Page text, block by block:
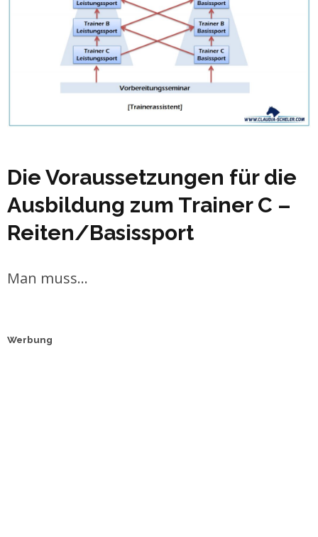
Die Voraussetzungen für die
Ausbildung zum Trainer C –
Reiten/Basissport
Man muss…
Werbung